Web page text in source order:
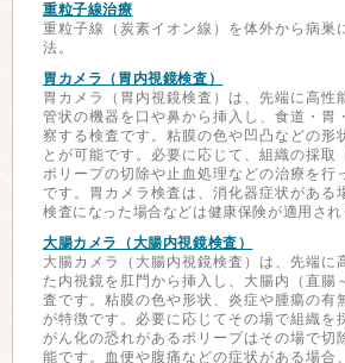
重粒子線治療
重粒子線（炭素イオン線）を体外から病巣
法。
胃カメラ（胃内視鏡検査）
胃カメラ（胃内視鏡検査）は、先端に高性
管状の機器を口や鼻から挿入し、食道・胃
察する検査です。粘膜の色や凹凸などの形
とが可能です。必要に応じて、組織の採取
ポリープの切除や止血処理などの治療を行
です。胃カメラ検査は、消化器症状がある
検査になった場合などは健康保険が適用され
大腸カメラ（大腸内視鏡検査）
大腸カメラ（大腸内視鏡検査）は、先端に
た内視鏡を肛門から挿入し、大腸内（直腸
査です。粘膜の色や形状、炎症や腫瘍の有
が特徴です。必要に応じてその場で組織を
がん化の恐れがあるポリープはその場で切
能です。血便や腹痛などの症状がある場合